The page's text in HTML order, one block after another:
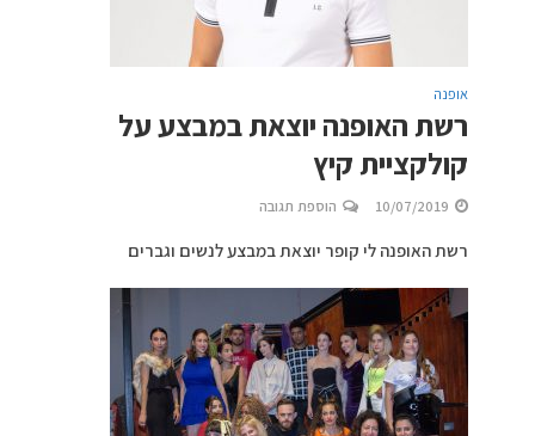
אופנה
רשת האופנה יוצאת במבצע על
קולקציית קיץ
10/07/2019 הוספת תגובה
רשת האופנה לי קופר יוצאת במבצע לנשים וגברים